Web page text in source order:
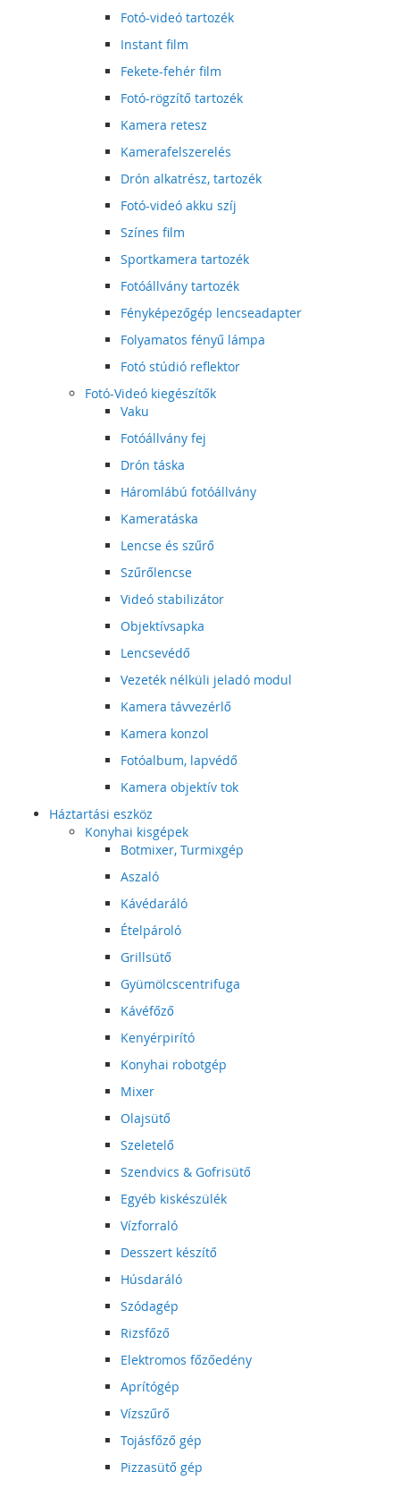
Fotó-videó tartozék
Instant film
Fekete-fehér film
Fotó-rögzítő tartozék
Kamera retesz
Kamerafelszerelés
Drón alkatrész, tartozék
Fotó-videó akku szíj
Színes film
Sportkamera tartozék
Fotóállvány tartozék
Fényképezőgép lencseadapter
Folyamatos fényű lámpa
Fotó stúdió reflektor
Fotó-Videó kiegészítők
Vaku
Fotóállvány fej
Drón táska
Háromlábú fotóállvány
Kameratáska
Lencse és szűrő
Szűrőlencse
Videó stabilizátor
Objektívsapka
Lencsevédő
Vezeték nélküli jeladó modul
Kamera távvezérlő
Kamera konzol
Fotóalbum, lapvédő
Kamera objektív tok
Háztartási eszköz
Konyhai kisgépek
Botmixer, Turmixgép
Aszaló
Kávédaráló
Ételpároló
Grillsütő
Gyümölcscentrifuga
Kávéfőző
Kenyérpirító
Konyhai robotgép
Mixer
Olajsütő
Szeletelő
Szendvics & Gofrisütő
Egyéb kiskészülék
Vízforraló
Desszert készítő
Húsdaráló
Szódagép
Rizsfőző
Elektromos főzőedény
Aprítógép
Vízszűrő
Tojásfőző gép
Pizzasütő gép